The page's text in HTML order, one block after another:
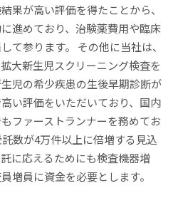
果が高い評価を得たことから、
進めており、治験薬費用や臨床
て参ります。 その他に当社は、
大新生児スクリーニング検査を
児の希少疾患の生後早期診断が
い評価をいただいており、国内
ファーストランナーを務めてお
数が4万件以上に倍増する見込
に応えるためにも検査機器増
増員に資金を必要とします。